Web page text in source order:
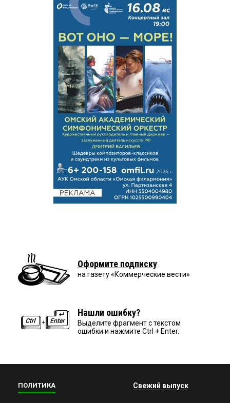
Оформите подписку
на газету «Коммерческие вести»
Нашли ошибку?
Выделите фрагмент с текстом
ошибки и нажмите Ctrl + Enter.
ПОЛИТИКА Свежий выпуск